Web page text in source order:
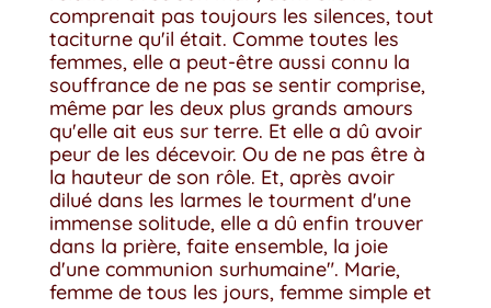
comprenait pas toujours les silences, tout
taciturne qu'il était. Comme toutes les
femmes, elle a peut-être aussi connu la
souffrance de ne pas se sentir comprise,
même par les deux plus grands amours
qu'elle ait eus sur terre. Et elle a dû avoir
peur de les décevoir. Ou de ne pas être à
la hauteur de son rôle. Et, après avoir
dilué dans les larmes le tourment d'une
immense solitude, elle a dû enfin trouver
dans la prière, faite ensemble, la joie
d'une communion surhumaine". Marie,
femme de tous les jours, femme simple et